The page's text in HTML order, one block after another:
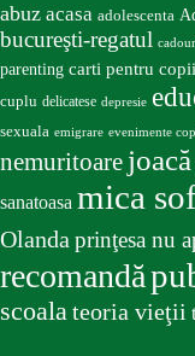
abuz acasa adolescenta
bucureşti-regatul
parenting carti pentru copii
cuplu delicatese depresie
sexuala emigrare evenimente
nemuritoare joacă
sanatoasa mica
Olandaprinţesa nu
recomandă
scoalateoria vieţii